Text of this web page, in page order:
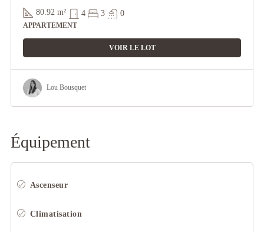
80.92 m² 4 3 0
APPARTEMENT
VOIR LE LOT
Lou Bousquet
Équipement
Ascenseur
Climatisation